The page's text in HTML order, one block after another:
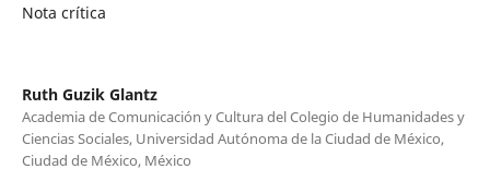
Nota crítica
Ruth Guzik Glantz
Academia de Comunicación y Cultura del Colegio de Humanidades y
Ciencias Sociales, Universidad Autónoma de la Ciudad de México,
Ciudad de México, México